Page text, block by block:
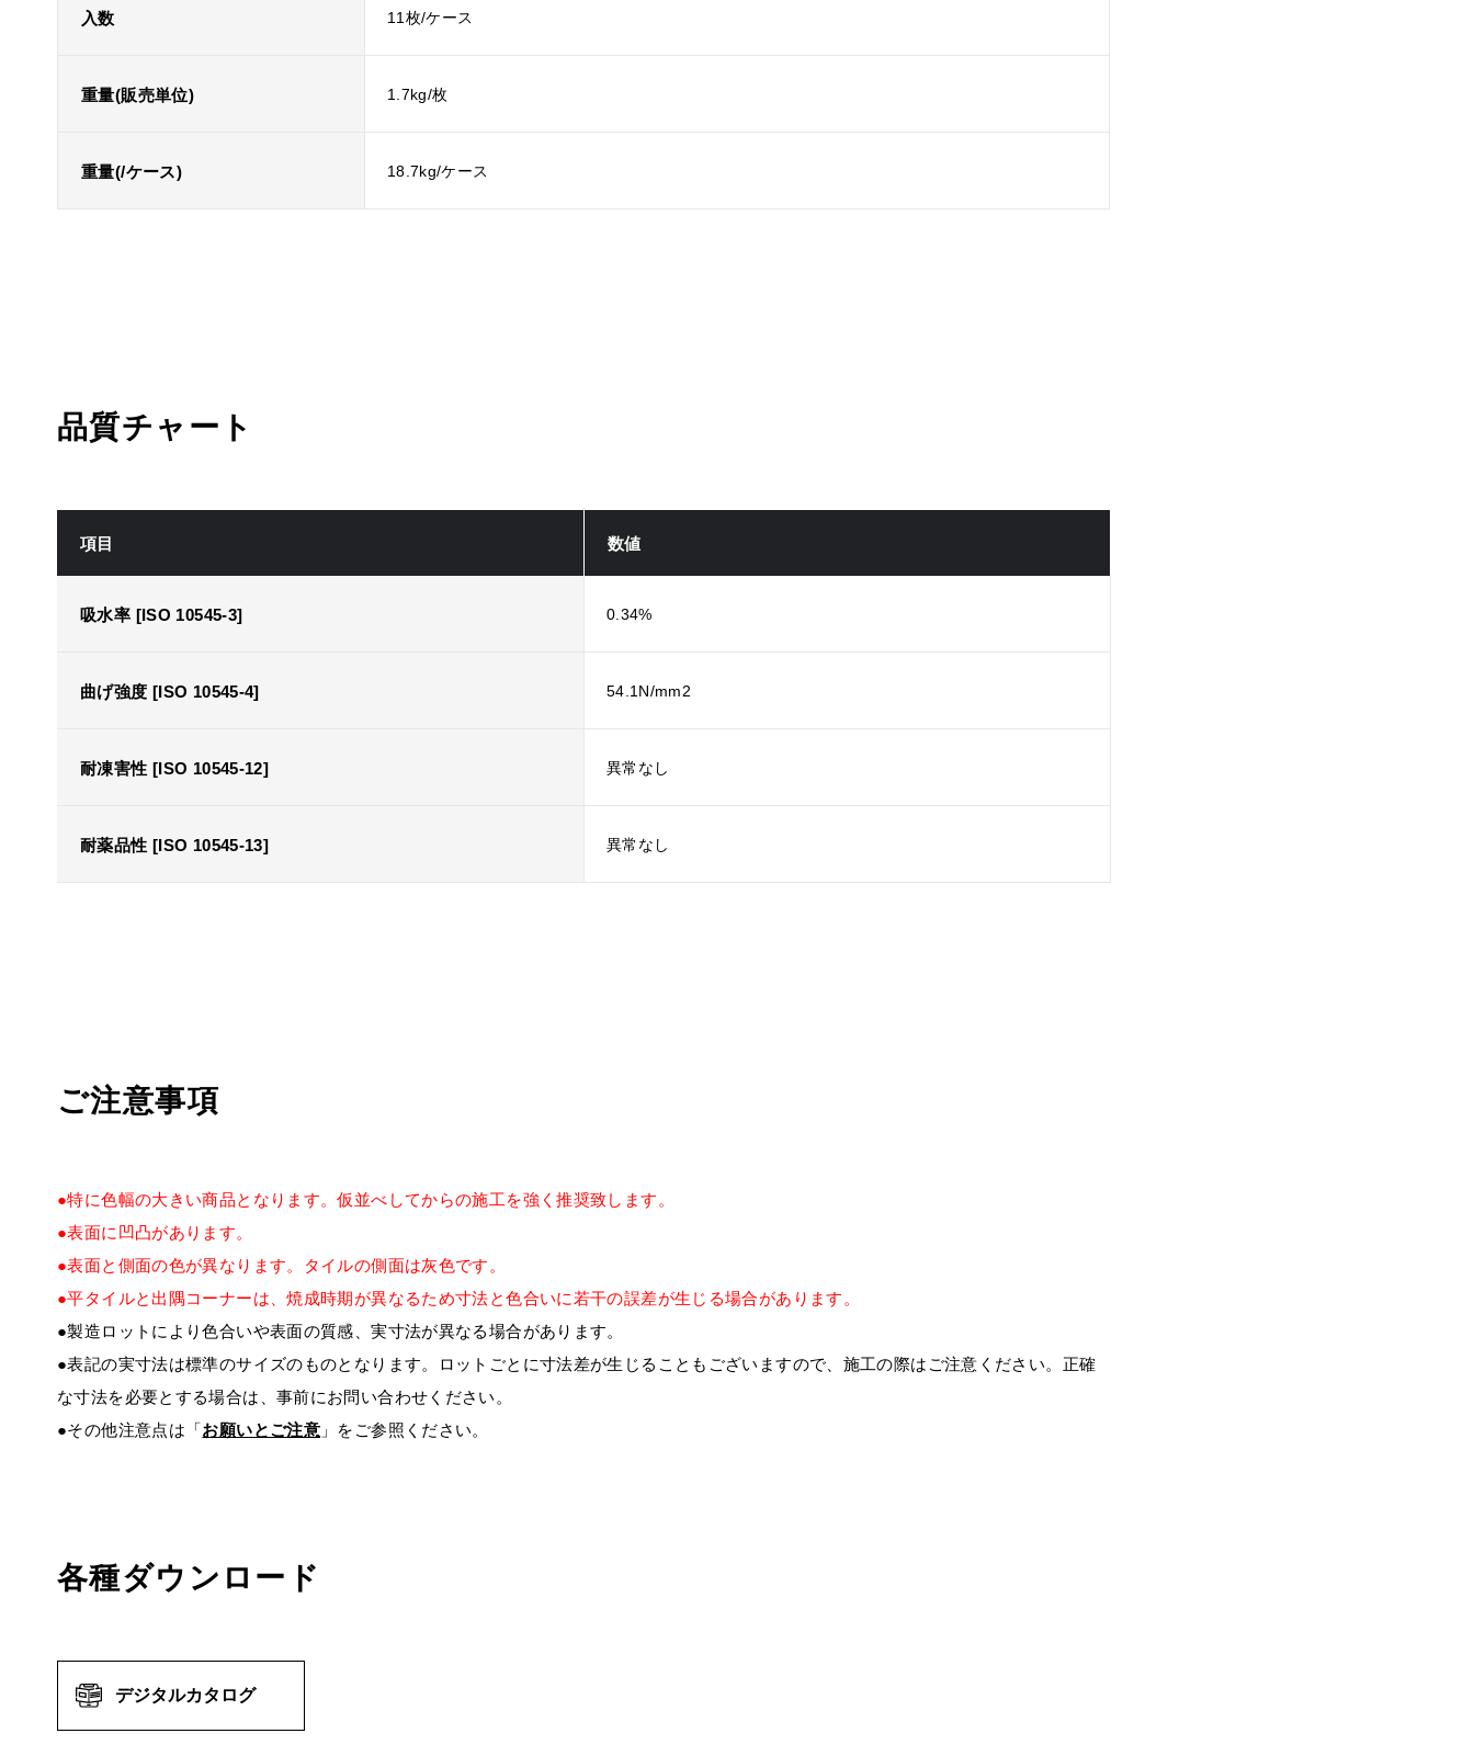
入数 11枚/ケース
重量(販売単位) 1.7kg/枚
重量(/ケース) 18.7kg/ケース
品質チャート
項目 数値
吸水率 [ISO 10545-3] 0.34%
曲げ強度 [ISO 10545-4] 54.1N/mm2
耐凍害性 [ISO 10545-12] 異常なし
耐薬品性 [ISO 10545-13] 異常なし
ご注意事項
●特に色幅の大きい商品となります。仮並べしてからの施工を強く推奨致します。
●表面に凹凸があります。
●表面と側面の色が異なります。タイルの側面は灰色です。
●平タイルと出隅コーナーは、焼成時期が異なるため寸法と色合いに若干の誤差が生じる場合があります。
●製造ロットにより色合いや表面の質感、実寸法が異なる場合があります。
●表記の実寸法は標準のサイズのものとなります。ロットごとに寸法差が生じることもございますので、施工の際はご注意ください。正確
な寸法を必要とする場合は、事前にお問い合わせください。
●その他注意点は「お願いとご注意 」をご参照ください。
各種ダウンロード
デジタルカタログ